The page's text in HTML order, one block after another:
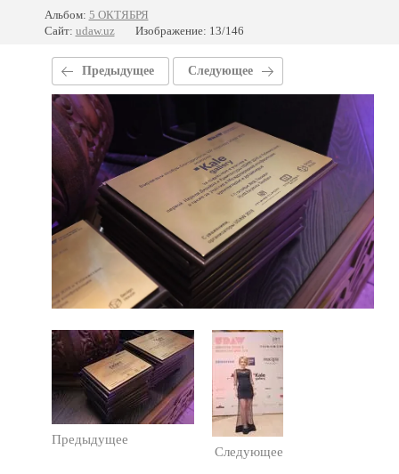
Альбом: 5 ОКТЯБРЯ
Сайт: udaw.uz Изображение: 13/146
Предыдущее Следующее
Предыдущее
Следующее